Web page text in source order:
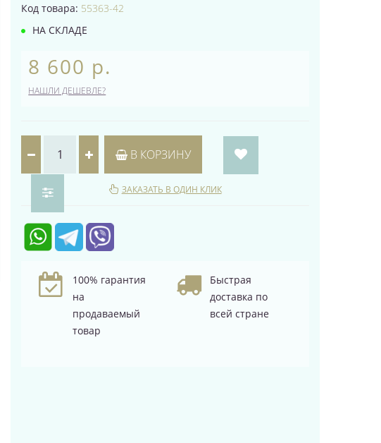
Код товара: 55363-42
НА СКЛАДЕ
8 600 р.
НАШЛИ ДЕШЕВЛЕ?
В КОРЗИНУ
ЗАКАЗАТЬ В ОДИН КЛИК
100% гарантия
на
продаваемый
товар
Быстрая
доставка по
всей стране